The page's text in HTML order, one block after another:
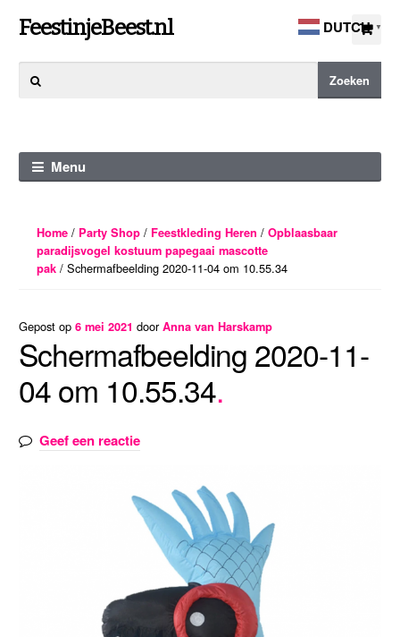
Ga
naar
navigatie
Ga
naar
de
FeestinjeBeest.nl
naar:
Zoeken
Menu
Home/ Party Shop/ Feestkleding Heren / Opblaasbaar
paradijsvogel kostuum papegaai mascotte
pak/ Schermafbeelding 2020-11-04 om 10.55.34
Gepost op 6 mei 2021 doorAnna van Harskamp
Schermafbeelding 2020-11-
04 om 10.55.34
Geef een reactie
DUTCH ▼